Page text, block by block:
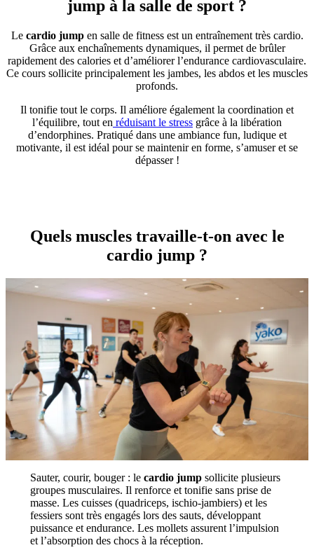
jump à la salle de sport ?
Le cardio jumpen salle de fitness est un entraînement très cardio.
Grâce aux enchaînements dynamiques, il permet de brûler
rapidement des calories et d’améliorer l’endurance cardiovasculaire.
Ce cours sollicite principalement les jambes, les abdos et les muscles
profonds.
Il tonifie tout le corps. Il améliore également la coordination et
l’équilibre, tout en réduisant le stress grâce à la libération
d’endorphines. Pratiqué dans une ambiance fun, ludique et
motivante, il est idéal pour se maintenir en forme, s’amuser et se
dépasser !
Quels muscles travaille-t-on avec le
cardio jump ?
Sauter, courir, bouger : le cardio jumpsollicite plusieurs
groupes musculaires. Il renforce et tonifie sans prise de
masse. Les cuisses (quadriceps, ischio-jambiers) et les
fessiers sont très engagés lors des sauts, développant
puissance et endurance. Les mollets assurent l’impulsion
et l’absorption des chocs à la réception.